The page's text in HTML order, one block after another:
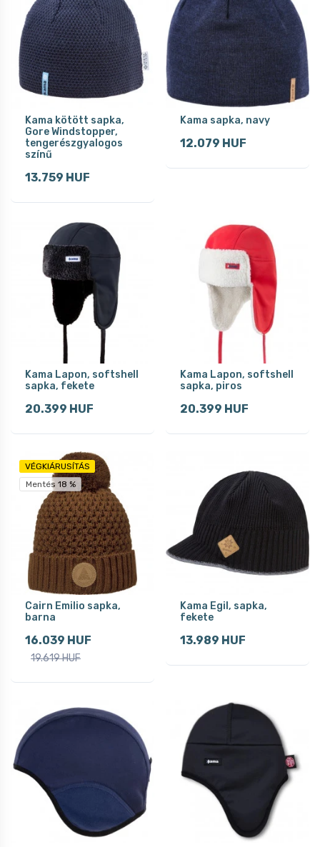
Kama kötött sapka,
Gore Windstopper,
tengerészgyalogos
színű
13.759 HUF
Kama sapka, navy
12.079 HUF
Kama Lapon, softshell
sapka, fekete
20.399 HUF
Kama Lapon, softshell
sapka, piros
20.399 HUF
VÉGKIÁRUSÍTÁS
Mentés 18 %
Cairn Emilio sapka,
barna
16.039 HUF
19.619 HUF
Kama Egil, sapka,
fekete
13.989 HUF